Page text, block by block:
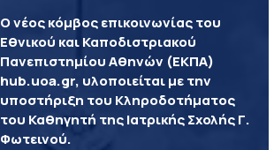
Ο νέος κόμβος επικοινωνίας του
Εθνικού και Καποδιστριακού
Πανεπιστημίου Αθηνών (ΕΚΠΑ)
hub.uoa.gr, υλοποιείται με την
υποστήριξη του Κληροδοτήματος
του Καθηγητή της Ιατρικής Σχολής Γ.
Φωτεινού.